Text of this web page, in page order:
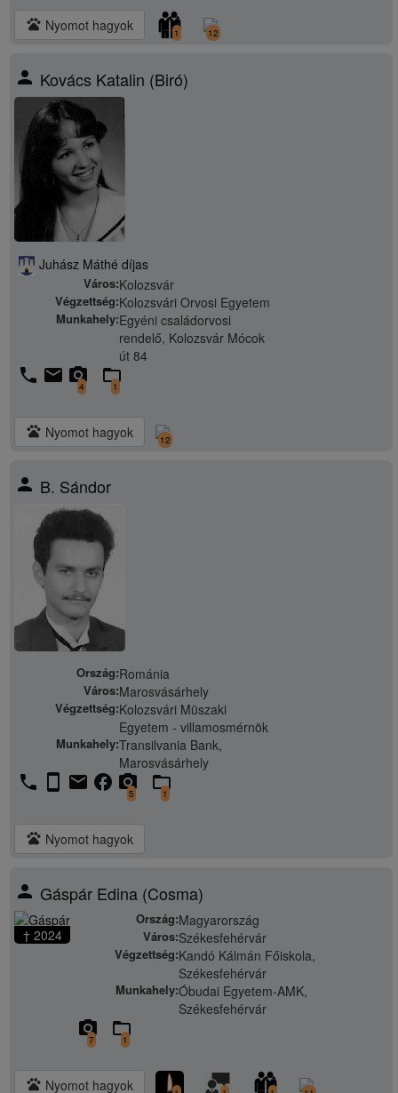
pets Nyomot hagyok 1 12
person Kovács Katalin (Biró)
Juhász Máthé díjas
Város:Kolozsvár
Végzettség:Kolozsvári Orvosi Egyetem
Munkahely:Egyéni családorvosi
rendelő, Kolozsvár Mócok
út 84
phone email camera_alt
4
folder_open
1
pets Nyomot hagyok 12
person B. Sándor
Ország:Románia
Város:Marosvásárhely
Végzettség:Kolozsvári Müszaki
Egyetem - villamosmérnök
Munkahely:Transilvania Bank,
Marosvásárhely
phone stay_current_portrait email facebook camera_alt
5
folder_open
1
pets Nyomot hagyok
person Gáspár Edina (Cosma)
† 2024
Ország:Magyarország
Város:Székesfehérvár
Végzettség:Kandó Kálmán Főiskola,
Székesfehérvár
Munkahely:Óbudai Egyetem-AMK,
Székesfehérvár
camera_alt
7
folder_open
1
pets Nyomot hagyok